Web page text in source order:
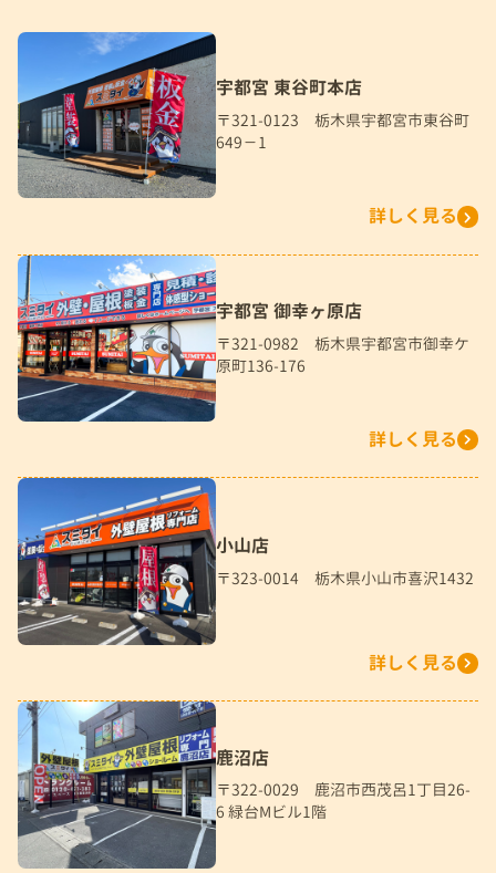
宇都宮 東谷町本店
〒321-0123 栃木県宇都宮市東谷町
649－1
詳しく見る
宇都宮 御幸ヶ原店
〒321-0982 栃木県宇都宮市御幸ケ
原町136-176
詳しく見る
小山店
〒323-0014 栃木県小山市喜沢1432
詳しく見る
鹿沼店
〒322-0029 鹿沼市西茂呂1丁目26-
6 緑台Mビル1階